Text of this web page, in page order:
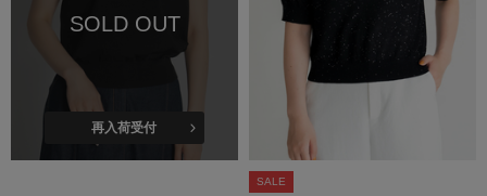
SOLD OUT
再入荷受付
SALE